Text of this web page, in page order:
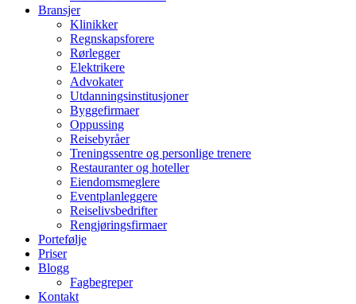
Bransjer
Klinikker
Regnskapsforere
Rørlegger
Elektrikere
Advokater
Utdanningsinstitusjoner
Byggefirmaer
Oppussing
Reisebyråer
Treningssentre og personlige trenere
Restauranter og hoteller
Eiendomsmeglere
Eventplanleggere
Reiselivsbedrifter
Rengjøringsfirmaer
Portefølje
Priser
Blogg
Fagbegreper
Kontakt